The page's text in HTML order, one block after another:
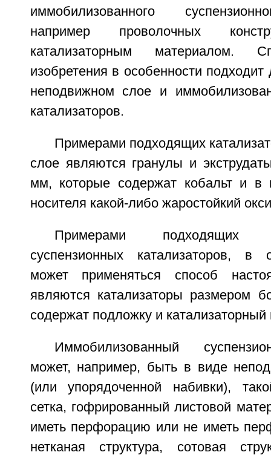
иммобилизованного
например проволочных
катализаторным материалом.
изобретения в особенности подходит
неподвижном слое и
катализаторов.
Примерами подходящих
слое являются гранулы и
мм, которые содержат кобальт и в
носителя какой-либо жаростойкий
Примерами подходящих
суспензионных катализаторов, в
может применяться способ
являются катализаторы размером
содержат подложку и катализаторный
Иммобилизованный
может, например, быть в виде
(или упорядоченной набивки),
сетка, гофрированный листовой
иметь перфорацию или не иметь
нетканая структура, сотовая